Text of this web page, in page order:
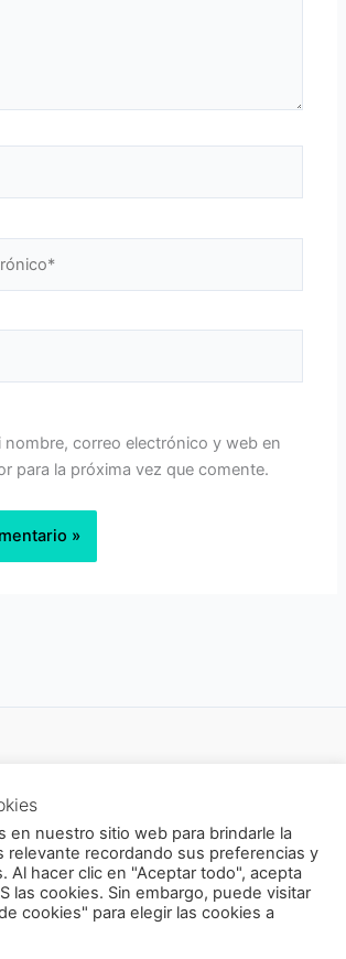
nombre, correo electrónico y web en
para la próxima vez que comente.
© 2026 CukiCrochet | Funciona gracias a
en nuestro sitio web para brindarle la
relevante recordando sus preferencias y
Al hacer clic en "Aceptar todo", acepta
las cookies. Sin embargo, puede visitar
cookies" para elegir las cookies a